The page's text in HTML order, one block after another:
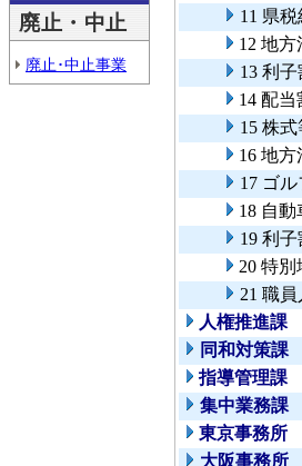
廃止・中止
廃止･中止事業
11 県
12 地
13 利
14 配
15 株
16 地
17 ゴ
18 自
19 利
20 特
21 職員
人権推進課
同和対策課
指導管理課
集中業務課
東京事務所
大阪事務所